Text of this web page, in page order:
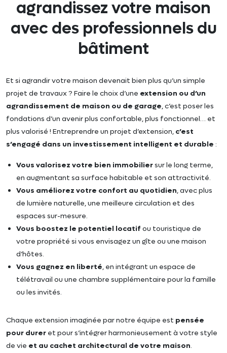
agrandissez votre maison
avec des professionnels du
bâtiment
Et si agrandir votre maison devenait bien plus qu’un simple
projet de travaux ? Faire le choix d’une extension ou d’un
agrandissement de maison ou de garage, c’est poser les
fondations d’un avenir plus confortable, plus fonctionnel… et
plus valorisé ! Entreprendre un projet d’extension, c’est
s’engagé dans un investissement intelligent et durable :
Vous valorisez votre bien immobiliersur le long terme,
en augmentant sa surface habitable et son attractivité.
Vous améliorez votre confort au quotidien, avec plus
de lumière naturelle, une meilleure circulation et des
espaces sur-mesure.
Vous boostez le potentiel locatif ou touristique de
votre propriété si vous envisagez un gîte ou une maison
d’hôtes.
Vous gagnez en liberté, en intégrant un espace de
télétravail ou une chambre supplémentaire pour la famille
ou les invités.
Chaque extension imaginée par notre équipe est pensée
pour durer et pour s’intégrer harmonieusement à votre style
de vie et au cachet architectural de votre maison.